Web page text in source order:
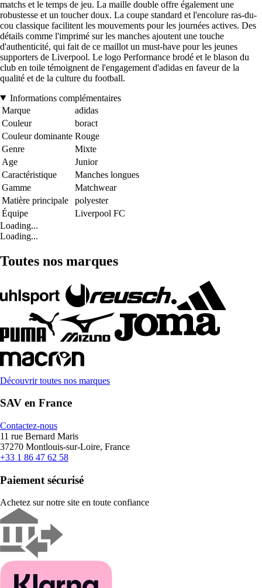
matchs et le temps de jeu. La maille double offre également une
robustesse et un toucher doux. La coupe standard et l'encolure ras-du-
cou classique facilitent les mouvements pour les journées actives. Des
détails comme l'imprimé sur les manches ajoutent une touche
d'authenticité, qui fait de ce maillot un must-have pour les jeunes
supporters de Liverpool. Le logo Performance brodé et le blason du
club en toile témoignent de l'engagement d'adidas en faveur de la
qualité et de la culture du football.
Informations complémentaires
Marque
adidas
Couleur
boract
Couleur dominante Rouge
Genre
Mixte
Age
Junior
Caractéristique
Manches longues
Gamme
Matchwear
Matière principale
polyester
Équipe
Liverpool FC
Loading...
Loading...
Toutes nos marques
Découvrir toutes nos marques
SAV en France
Contactez-nous
11 rue Bernard Maris
37270 Montlouis-sur-Loire, France
+33 1 86 47 62 58
Paiement sécurisé
Achetez sur notre site en toute confiance